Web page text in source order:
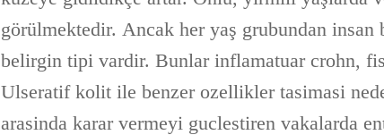
görülmektedir. Ancak her yaş grubundan insan
belirgin tipi vardir. Bunlar inflamatuar crohn,
Ulseratif kolit ile benzer ozellikler tasimasi
arasinda karar vermeyi guclestiren vakalarda